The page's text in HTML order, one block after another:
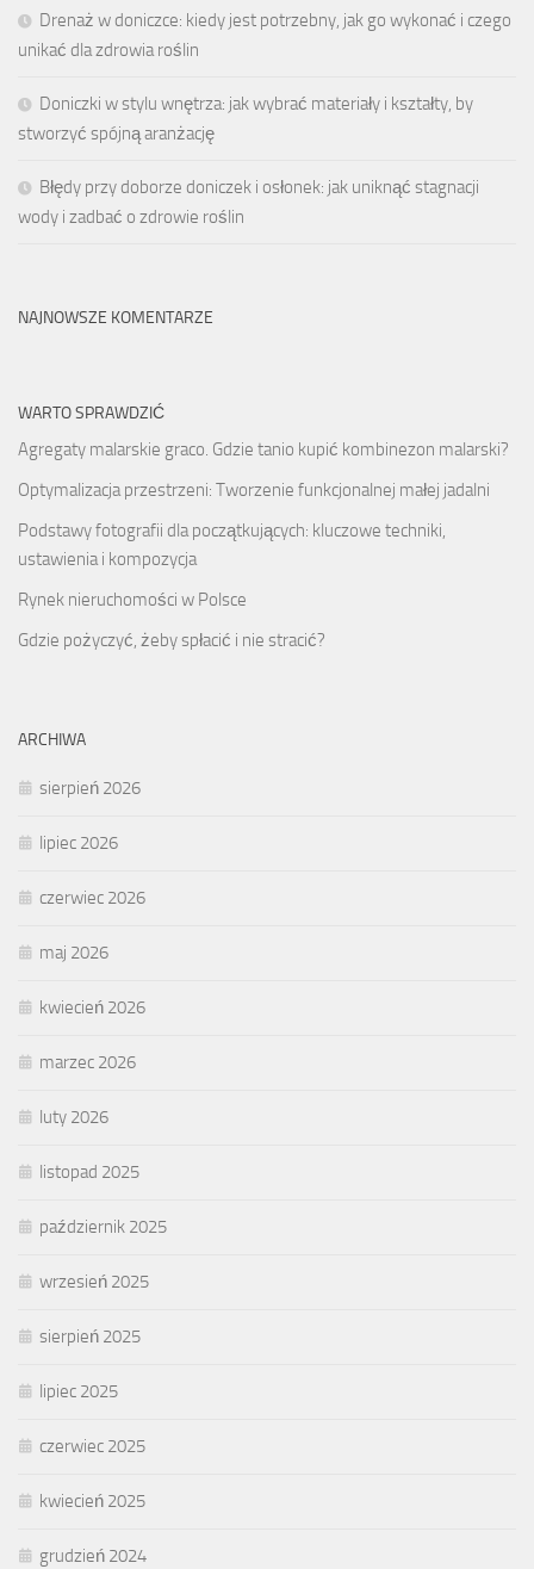
Drenaż w doniczce: kiedy jest potrzebny, jak go wykonać i czego
unikać dla zdrowia roślin
Doniczki w stylu wnętrza: jak wybrać materiały i kształty, by
stworzyć spójną aranżację
Błędy przy doborze doniczek i osłonek: jak uniknąć stagnacji
wody i zadbać o zdrowie roślin
NAJNOWSZE KOMENTARZE
WARTO SPRAWDZIĆ
Agregaty malarskie graco. Gdzie tanio kupić kombinezon malarski?
Optymalizacja przestrzeni: Tworzenie funkcjonalnej małej jadalni
Podstawy fotografii dla początkujących: kluczowe techniki,
ustawienia i kompozycja
Rynek nieruchomości w Polsce
Gdzie pożyczyć, żeby spłacić i nie stracić?
ARCHIWA
sierpień 2026
lipiec 2026
czerwiec 2026
maj 2026
kwiecień 2026
marzec 2026
luty 2026
listopad 2025
październik 2025
wrzesień 2025
sierpień 2025
lipiec 2025
czerwiec 2025
kwiecień 2025
grudzień 2024